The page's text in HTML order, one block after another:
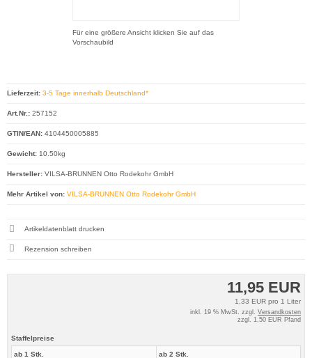
Für eine größere Ansicht klicken Sie auf das
Vorschaubild
11,95 EUR
1,33 EUR pro 1 Liter
inkl. 19 % MwSt. zzgl. Versandkosten
zzgl. 1,50 EUR Pfand
Staffelpreise
ab 1 Stk. ab 2 Stk.
Lieferzeit: 3-5 Tage innerhalb Deutschland*
Art.Nr.: 257152
GTIN/EAN: 4104450005885
Gewicht: 10.50kg
Hersteller: VILSA-BRUNNEN Otto Rodekohr GmbH
Mehr Artikel von: VILSA-BRUNNEN Otto Rodekohr GmbH
Artikeldatenblatt drucken
Rezension schreiben